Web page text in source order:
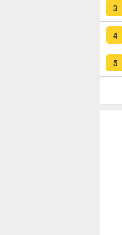
3
4
5